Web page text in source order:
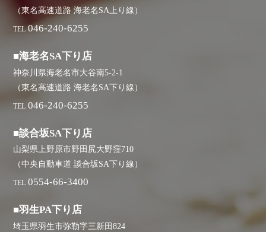
（東名高速道路 海老名SA上り線）
TEL 046-240-6255
■海老名SA下り店
神奈川県海老名市大谷南5-2-1
（東名高速道路 海老名SA下り線）
TEL 046-240-6255
■談合坂SA下り店
山梨県上野原市野田尻大野窪710
（中央自動車道 談合坂SA下り線）
TEL 0554-66-3400
■羽生PA下り店
埼玉県羽生市弥勒字三新田824